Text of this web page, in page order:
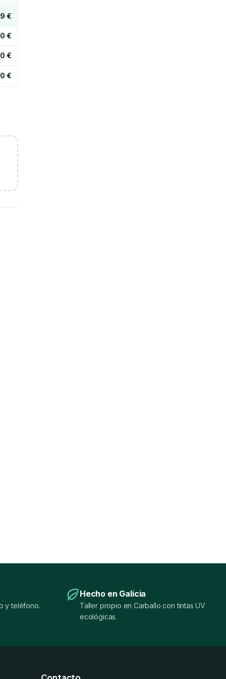
€
€
€
€
y teléfono.
Hecho en Galicia
Taller propio en Carballo con tintas UV
ecológicas.